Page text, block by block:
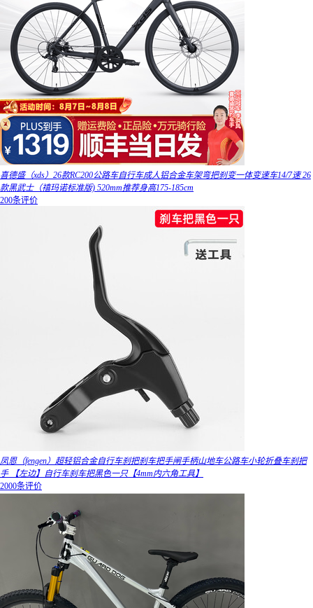
喜德盛（xds）26款RC200公路车自行车成人铝合金车架弯把刹变一体变速车14/7速 26
款黑武士（禧玛诺标准版) 520mm推荐身高175-185cm
200条评价
凤恩（fengen）超轻铝合金自行车刹把刹车把手闸手柄山地车公路车小轮折叠车刹把
手 【左边】自行车刹车把黑色一只【4mm内六角工具】
2000条评价